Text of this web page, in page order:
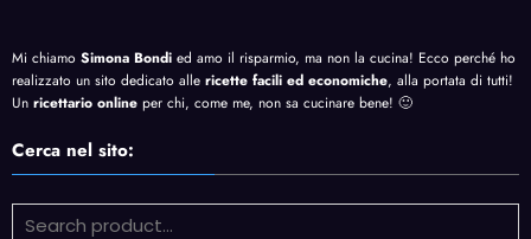
Mi chiamo Simona Bondi ed amo il risparmio, ma non la cucina! Ecco perché ho
realizzato un sito dedicato alle ricette facili ed economiche, alla portata di tutti!
Un ricettario online per chi, come me, non sa cucinare bene! 🙂
Cerca nel sito: